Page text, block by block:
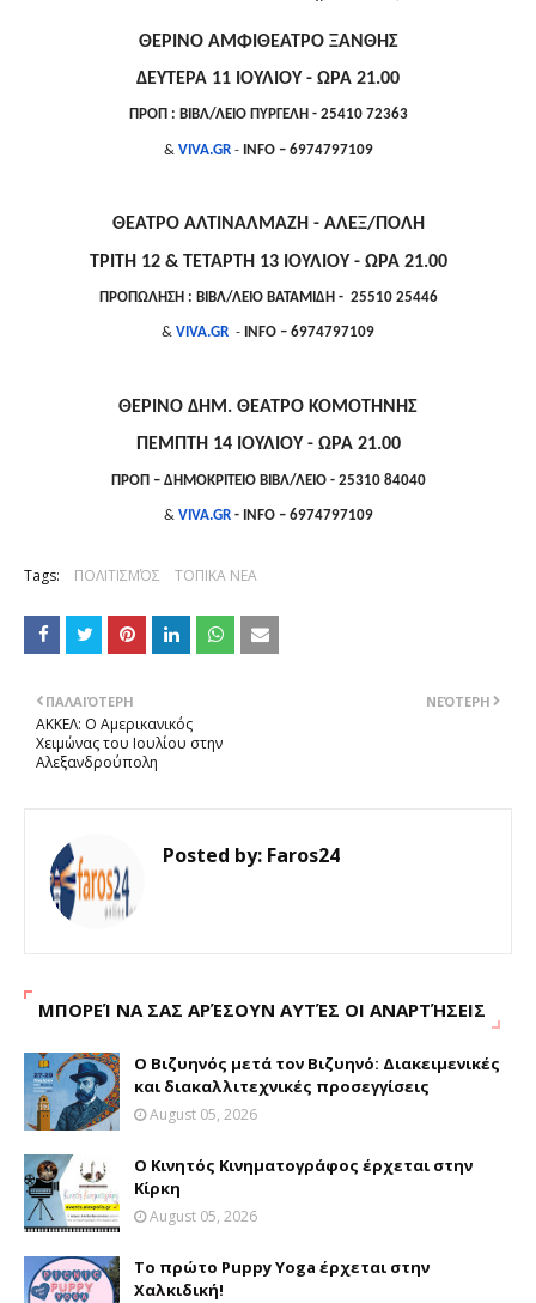
ΘΕΡΙΝΟ ΑΜΦΙΘΕΑΤΡΟ ΞΑΝΘΗΣ
ΔΕΥΤΕΡΑ 11 ΙΟΥΛΙΟΥ - ΩΡΑ 21.00
ΠΡΟΠ : ΒΙΒΛ/ΛΕΙΟ ΠΥΡΓΕΛΗ - 25410 72363
& VIVA.GR- INFO– 6974797109
ΘΕΑΤΡΟ ΑΛΤΙΝΑΛΜΑΖΗ - ΑΛΕΞ/ΠΟΛΗ
ΤΡΙΤΗ 12 & ΤΕΤΑΡΤΗ 13 ΙΟΥΛΙΟΥ - ΩΡΑ 21.00
ΠΡΟΠΩΛΗΣΗ : ΒΙΒΛ/ΛΕΙΟ ΒΑΤΑΜΙΔΗ - 25510 25446
& VIVA.GR - INFO – 6974797109
ΘΕΡΙΝΟ ΔΗΜ. ΘΕΑΤΡΟ ΚΟΜΟΤΗΝΗΣ
ΠΕΜΠΤΗ 14 ΙΟΥΛΙΟΥ - ΩΡΑ 21.00
ΠΡΟΠ – ΔΗΜΟΚΡΙΤΕΙΟ ΒΙΒΛ/ΛΕΙΟ - 25310 84040
& VIVA.GR - INFO– 6974797109
Tags: ΠΟΛΙΤΙΣΜΌΣ ΤΟΠΙΚΑ ΝΕΑ
ΝΕΌΤΕΡΗ
ΠΑΛΑΙΌΤΕΡΗ
ΑΚΚΕΛ: Ο Αμερικανικός
Χειμώνας του Ιουλίου στην
Αλεξανδρούπολη
Posted by: Faros24
ΜΠΟΡΕΊ ΝΑ ΣΑΣ ΑΡΈΣΟΥΝ ΑΥΤΈΣ ΟΙ ΑΝΑΡΤΉΣΕΙΣ
Ο Βιζυηνός μετά τον Βιζυηνό: Διακειμενικές
και διακαλλιτεχνικές προσεγγίσεις
August 05, 2026
Ο Κινητός Κινηματογράφος έρχεται στην
Κίρκη
August 05, 2026
Το πρώτο Puppy Yoga έρχεται στην
Χαλκιδική!